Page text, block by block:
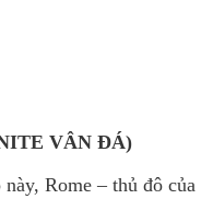
VÂN ĐÁ)
Rome – thủ đô của